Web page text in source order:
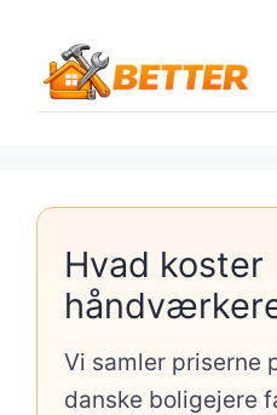
indhold
Hvad koster
Vi samler priserne
danske boligejere